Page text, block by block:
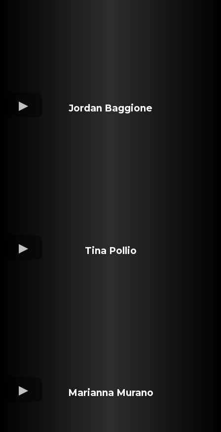
Jordan Baggione
Tina Pollio
Marianna Murano